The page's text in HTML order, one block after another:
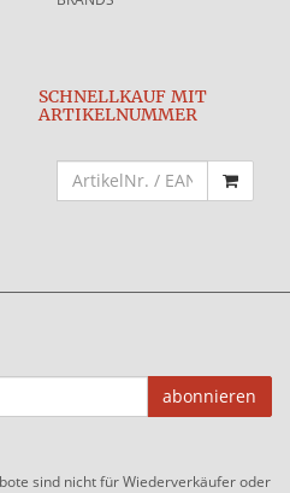
SCHNELLKAUF MIT
ARTIKELNUMMER
abonnieren
sind nicht für Wiederverkäufer oder